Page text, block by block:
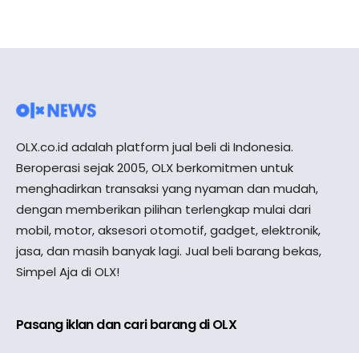
OLX.co.id adalah platform jual beli di Indonesia.
Beroperasi sejak 2005, OLX berkomitmen untuk
menghadirkan transaksi yang nyaman dan mudah,
dengan memberikan pilihan terlengkap mulai dari
mobil, motor, aksesori otomotif, gadget, elektronik,
jasa, dan masih banyak lagi. Jual beli barang bekas,
Simpel Aja di OLX!
Pasang iklan dan cari barang di OLX